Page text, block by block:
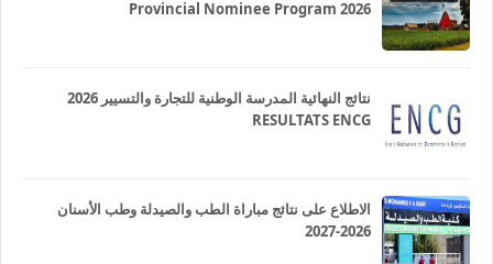
Provincial Nominee Program 2026
نتائج النهائية المدرسة الوطنية للتجارة والتسيير 2026
RESULTATS ENCG
الاطلاع على نتائج مباراة الطب والصيدلة وطب الأسنان
2026-2027